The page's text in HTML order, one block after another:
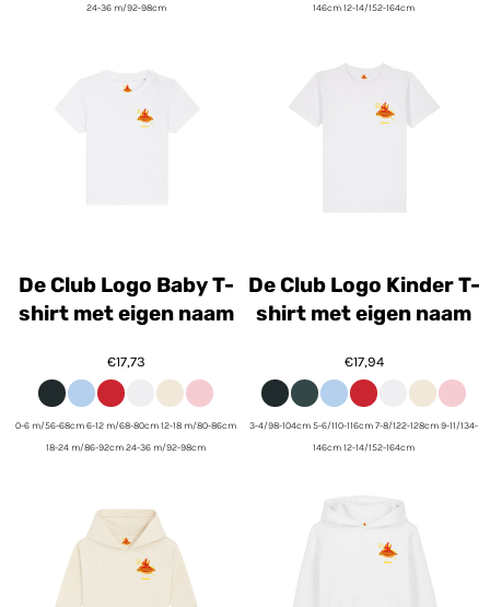
24-36 m/92-98cm
146cm 12-14/152-164cm
De Club Logo Baby T-
shirt met eigen naam
€17,73
0-6 m/56-68cm 6-12 m/68-80cm 12-18 m/80-86cm
18-24 m/86-92cm 24-36 m/92-98cm
De Club Logo Kinder T-
shirt met eigen naam
€17,94
3-4/98-104cm 5-6/110-116cm 7-8/122-128cm 9-11/134-
146cm 12-14/152-164cm